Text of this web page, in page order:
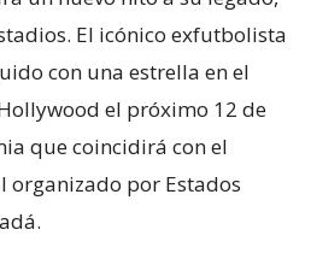
El icónico exfutbolista
con una estrella en el
el próximo 12 de
que coincidirá con el
por Estados